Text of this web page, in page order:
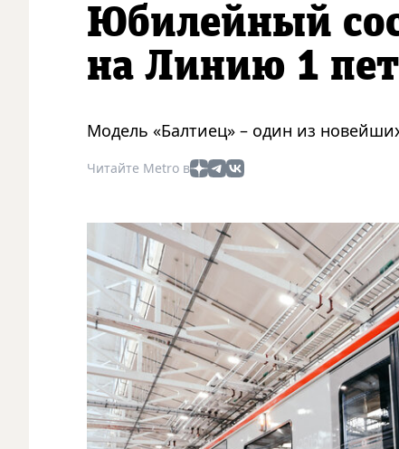
Юбилейный
на Линию 1
Модель «Балтиец» – один из
Читайте Metro в